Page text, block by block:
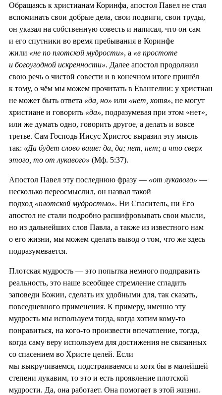
Обращаясь к христианам Коринфа, апостол Павел не стал
вспоминать свои добрые дела, свои подвиги, свои труды,
он указал на собственную совесть и написал, что он сам
и его спутники во время пребывания в Коринфе
жили «не по плотской мудрости», а «в простоте
и богоугодной искренности». Далее апостол продолжил
свою речь о чистой совести и в конечном итоге пришёл
к тому, о чём мы можем прочитать в Евангелии: у христиан
не может быть ответа «да, но» или «нет, хотя», не могут
христиане и говорить «да», подразумевая при этом «нет»,
или же думать одно, говорить другое, а делать и вовсе
третье. Сам Господь Иисус Христос выразил эту мысль
так: «Да будет слово ваше: да, да; нет, нет; а что сверх
этого, то от лукавого» (Мф. 5:37).
Апостол Павел эту последнюю фразу — «от лукавого» —
несколько переосмыслил, он назвал такой
подход «плотской мудростью». Ни Спаситель, ни Его
апостол не стали подробно расшифровывать свои мысли,
но из дальнейших слов Павла, а также из известного нам
о его жизни, мы можем сделать вывод о том, что же здесь
подразумевается.
Плотская мудрость — это попытка немного подправить
реальность, это наше всеобщее стремление сгладить
заповеди Божии, сделать их удобными для, так сказать,
повседневного применения. К примеру, именно эту
мудрость мы используем тогда, когда хотим кому-то
понравиться, на кого-то произвести впечатление, тогда,
когда саму веру используем для достижения не связанных
со спасением во Христе целей. Если
мы выкручиваемся, подстраиваемся и хотя бы в малейшей
степени лукавим, то это и есть проявление плотской
мудрости. Да, она работает. Она помогает в этой жизни.